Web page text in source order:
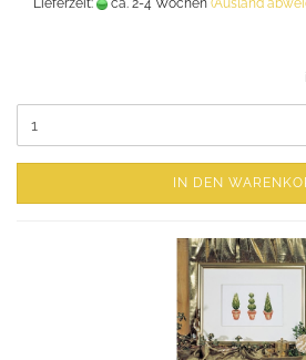
Lieferzeit:
ca. 2-4 Wochen (Ausland
IN DEN